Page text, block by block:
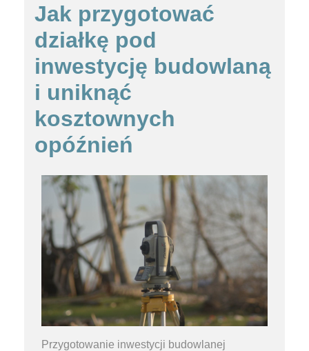
Jak przygotować
działkę pod
inwestycję budowlaną
i uniknąć
kosztownych
opóźnień
Przygotowanie inwestycji budowlanej